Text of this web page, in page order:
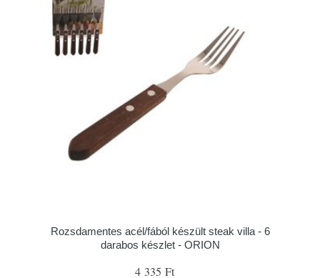
Rozsdamentes acél/fából készült steak villa - 6
darabos készlet - ORION
4 335 Ft